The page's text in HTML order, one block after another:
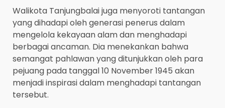
Walikota Tanjungbalai juga menyoroti tantangan
yang dihadapi oleh generasi penerus dalam
mengelola kekayaan alam dan menghadapi
berbagai ancaman. Dia menekankan bahwa
semangat pahlawan yang ditunjukkan oleh para
pejuang pada tanggal 10 November 1945 akan
menjadi inspirasi dalam menghadapi tantangan
tersebut.